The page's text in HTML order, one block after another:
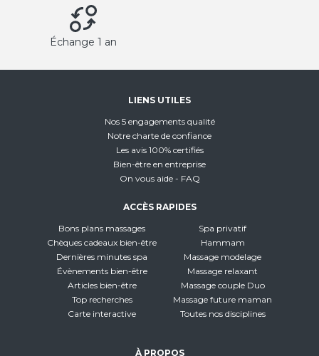
Échange 1 an
LIENS UTILES
Nos 5 engagements qualité
Notre charte de confiance
Les avis 100% certifiés
Bien-être en entreprise
On vous aide - FAQ
ACCÈS RAPIDES
Bons plans massages
Chèques cadeaux bien-être
Dernières minutes spa
Évènements bien-être
Articles bien-être
Top recherches
Carte interactive
Spa privatif
Hammam
Massage modelage
Massage relaxant
Massage couple Duo
Massage future maman
Toutes nos disciplines
À PROPOS